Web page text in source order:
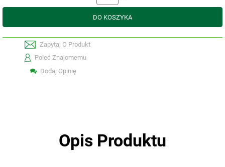
DO KOSZYKA
Zapytaj O Produkt
Poleć Znajomemu
Dodaj Opinię
Opis Produktu